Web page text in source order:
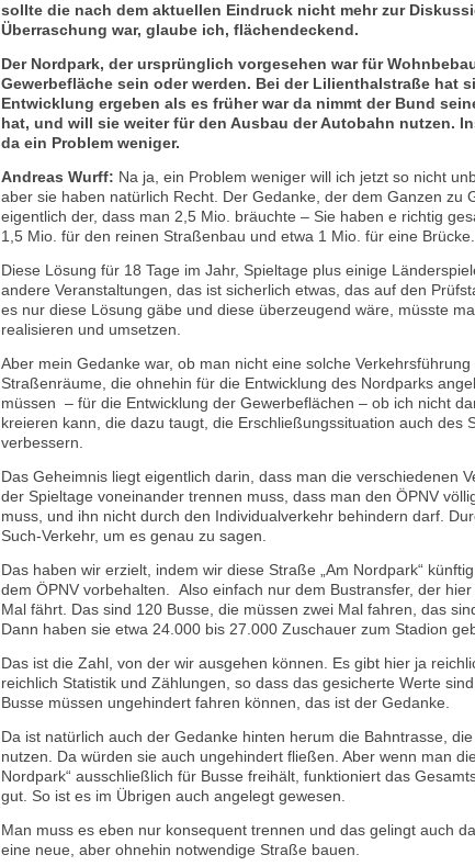
sollte die nach dem aktuellen Eindruck nicht mehr zur
Überraschung war, glaube ich, flächendeckend.
Der Nordpark, der ursprünglich vorgesehen war für
Gewerbefläche sein oder werden. Bei der Lilienthalstraße hat
Entwicklung ergeben als es früher war da nimmt der Bund
hat, und will sie weiter für den Ausbau der Autobahn nutzen.
da ein Problem weniger.
Andreas Wurff: Na ja, ein Problem weniger will ich jetzt so nicht
aber sie haben natürlich Recht. Der Gedanke, der dem Ganzen zu
eigentlich der, dass man 2,5 Mio. bräuchte – Sie haben e richtig
1,5 Mio. für den reinen Straßenbau und etwa 1 Mio. für eine Brücke.
Diese Lösung für 18 Tage im Jahr, Spieltage plus einige
andere Veranstaltungen, das ist sicherlich etwas, das auf den
es nur diese Lösung gäbe und diese überzeugend wäre, müsste
realisieren und umsetzen.
Aber mein Gedanke war, ob man nicht eine solche
Straßenräume, die ohnehin für die Entwicklung des Nordparks
müssen – für die Entwicklung der Gewerbeflächen – ob ich nicht
kreieren kann, die dazu taugt, die Erschließungssituation auch des
verbessern.
Das Geheimnis liegt eigentlich darin, dass man die verschiedenen
der Spieltage voneinander trennen muss, dass man den ÖPNV
muss, und ihn nicht durch den Individualverkehr behindern darf.
Such-Verkehr, um es genau zu sagen.
Das haben wir erzielt, indem wir diese Straße „Am Nordpark“
dem ÖPNV vorbehalten. Also einfach nur dem Bustransfer, der
Mal fährt. Das sind 120 Busse, die müssen zwei Mal fahren, das
Dann haben sie etwa 24.000 bis 27.000 Zuschauer zum Stadion
Das ist die Zahl, von der wir ausgehen können. Es gibt hier ja
reichlich Statistik und Zählungen, so dass das gesicherte Werte
Busse müssen ungehindert fahren können, das ist der Gedanke.
Da ist natürlich auch der Gedanke hinten herum die Bahntrasse,
nutzen. Da würden sie auch ungehindert fließen. Aber wenn man
Nordpark“ ausschließlich für Busse freihält, funktioniert das
gut. So ist es im Übrigen auch angelegt gewesen.
Man muss es eben nur konsequent trennen und das gelingt auch
eine neue, aber ohnehin notwendige Straße bauen.